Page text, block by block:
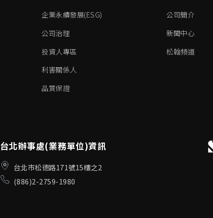
企業永續發展(ESG)
公司治理
投資人專區
利害關係人
品質保證
公司簡介
新聞中心
松翰頻道
台北辦事處(業務單位)資訊
台北市松德路171號15樓之2
(886)2-2759-1980